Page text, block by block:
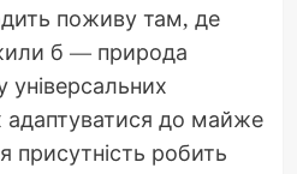
поживу там, де
б — природа
універсальних
адаптуватися до майже
присутність робить